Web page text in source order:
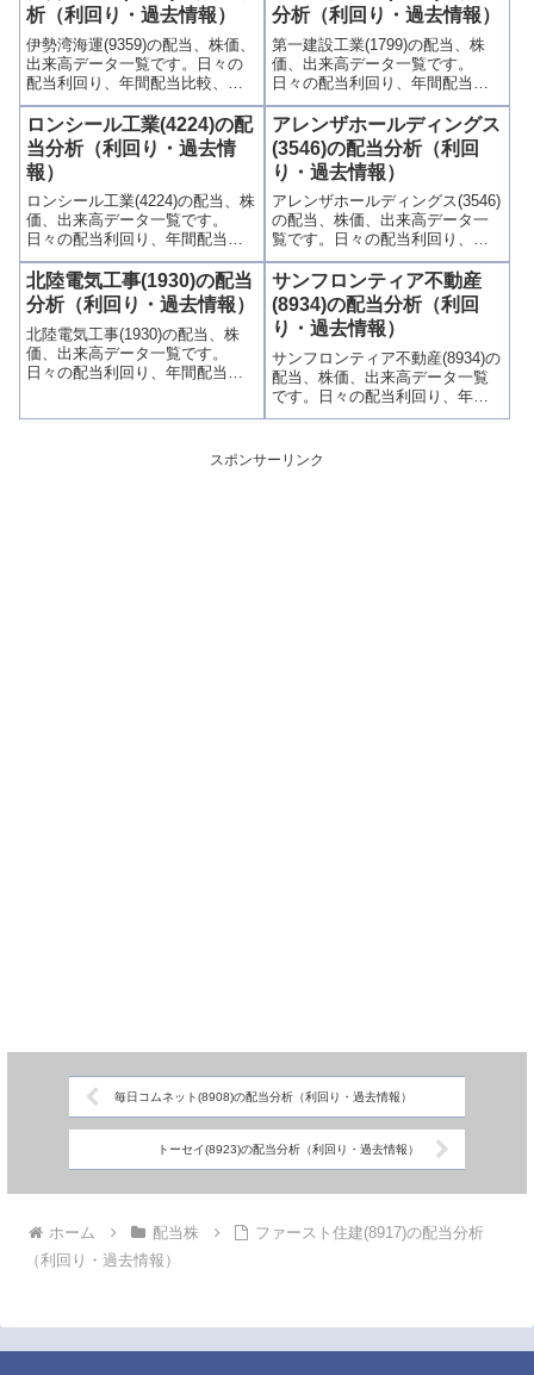
とグラフでわかりやすく掲載、
配当利回りランキングも参考
に！
ど、表とグラフでわかりやすく
掲載、配当利回りランキングも
参考に！
析（利回り・過去情報）
伊勢湾海運(9359)の配当、株価、
出来高データ一覧です。日々の
配当利回り、年間配当比較、株
価や出来高との関連、高額配当
目的の買い時チャンスなど、表
とグラフでわかりやすく掲載、
配当利回りランキングも参考
に！
分析（利回り・過去情報）
第一建設工業(1799)の配当、株
価、出来高データ一覧です。
日々の配当利回り、年間配当比
較、株価や出来高との関連、高
額配当目的の買い時チャンスな
ど、表とグラフでわかりやすく
掲載、配当利回りランキングも
参考に！
ロンシール工業(4224)の配
当分析（利回り・過去情
報）
ロンシール工業(4224)の配当、株
価、出来高データ一覧です。
日々の配当利回り、年間配当比
較、株価や出来高との関連、高
額配当目的の買い時チャンスな
ど、表とグラフでわかりやすく
掲載、配当利回りランキングも
参考に！
アレンザホールディングス
(3546)の配当分析（利回
り・過去情報）
アレンザホールディングス(3546)
の配当、株価、出来高データ一
覧です。日々の配当利回り、年
間配当比較、株価や出来高との
関連、高額配当目的の買い時チ
ャンスなど、表とグラフでわか
りやすく掲載、配当利回りラン
キングも参考に！
北陸電気工事(1930)の配当
分析（利回り・過去情報）
北陸電気工事(1930)の配当、株
価、出来高データ一覧です。
日々の配当利回り、年間配当比
サンフロンティア不動産
(8934)の配当分析（利回
り・過去情報）
サンフロンティア不動産(8934)の
配当、株価、出来高データ一覧
です。日々の配当利回り、年間
配当比較、株価や出来高との関
ンスなど、表とグラフでわかり
やすく掲載、配当利回りランキ
スポンサーリンク
毎日コムネット(8908)の配当分析（利回り・過去情報）
トーセイ(8923)の配当分析（利回り・過去情報）
ホーム 配当株
ファースト住建(8917)の配当分析
（利回り・過去情報）